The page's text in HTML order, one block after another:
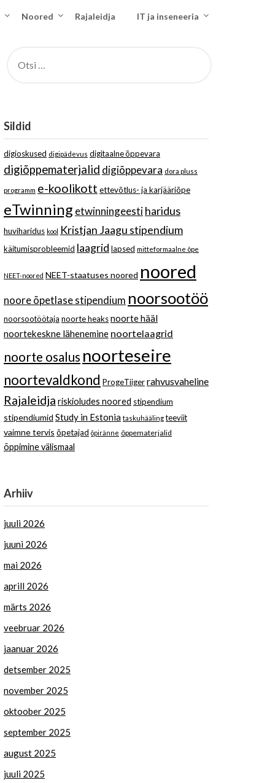
Noored Rajaleidja IT ja inseneeria
Sildid
digioskused digipädevus digitaalne õppevara
digiõppematerjalid digiõppevara dora pluss
programm e-koolikott ettevõtlus- ja karjääriõpe
eTwinning etwinningeestiharidus
huviharidus kool Kristjan Jaagu stipendium
käitumisprobleemid laagrid lapsed mitteformaalne õpe
NEET-noored NEET-staatuses noored noored
noore õpetlase stipendium noorsootöö
noorsootöötaja noorte heaksnoorte hääl
noortekeskne lähenemine noortelaagrid
noorte osalus noorteseire
noortevaldkond ProgeTiigerrahvusvaheline
Rajaleidja riskioludes noored stipendium
stipendiumid Study in Estonia taskuhääling teeviit
vaimne tervis õpetajad õpiränne õppematerjalid
õppimine välismaal
Arhiiv
juuli 2026
juuni 2026
mai 2026
aprill 2026
märts 2026
veebruar 2026
jaanuar 2026
detsember 2025
november 2025
oktoober 2025
september 2025
august 2025
juuli 2025